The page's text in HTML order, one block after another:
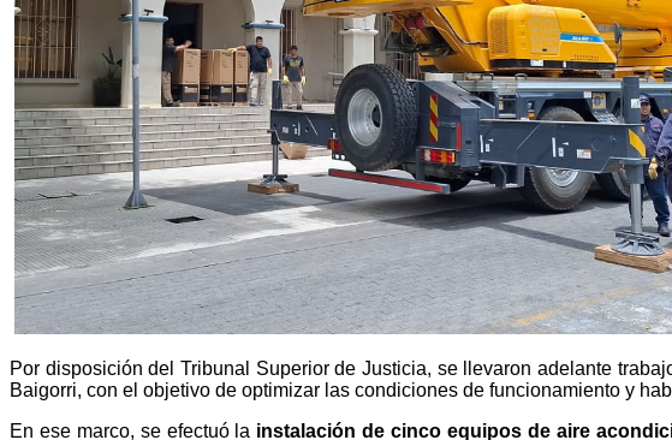
Por disposición del Tribunal Superior de Justicia, se llevaron adelante
Baigorri, con el objetivo de optimizar las condiciones de funcionamiento y
En ese marco, se efectuó la instalación de cinco equipos de aire